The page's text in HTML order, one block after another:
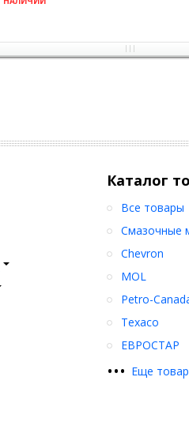
Каталог
••• Еще
Все товары
Смазочные
Chevron
MOL
Petro-
Texaco
ЕВРОСТАР